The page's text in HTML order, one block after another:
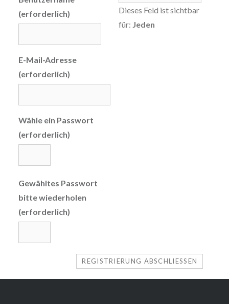
(erforderlich)
E-Mail-Adresse
(erforderlich)
Wähle ein Passwort
(erforderlich)
Gewähltes Passwort
bitte wiederholen
(erforderlich)
Dieses Feld ist sichtbar
für: Jeden